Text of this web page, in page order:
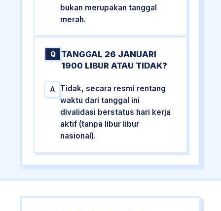
bukan merupakan tanggal
merah.
Q
TANGGAL 26 JANUARI
1900 LIBUR ATAU TIDAK?
A
Tidak, secara resmi rentang
waktu dari tanggal ini
divalidasi berstatus hari kerja
aktif (tanpa libur libur
nasional).